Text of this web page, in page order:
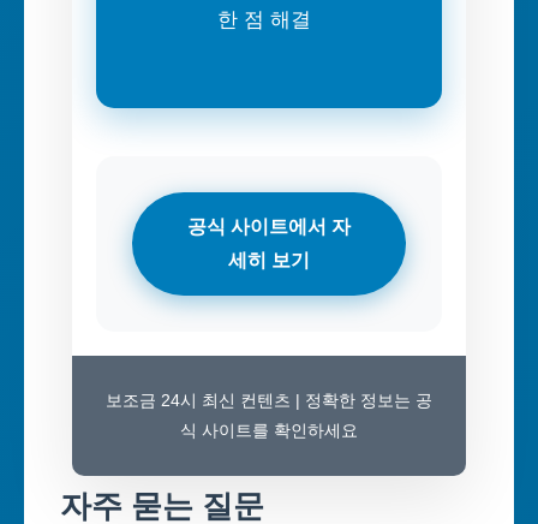
한 점 해결
공식 사이트에서 자
세히 보기
보조금 24시 최신 컨텐츠 | 정확한 정보는 공
식 사이트를 확인하세요
자주 묻는 질문